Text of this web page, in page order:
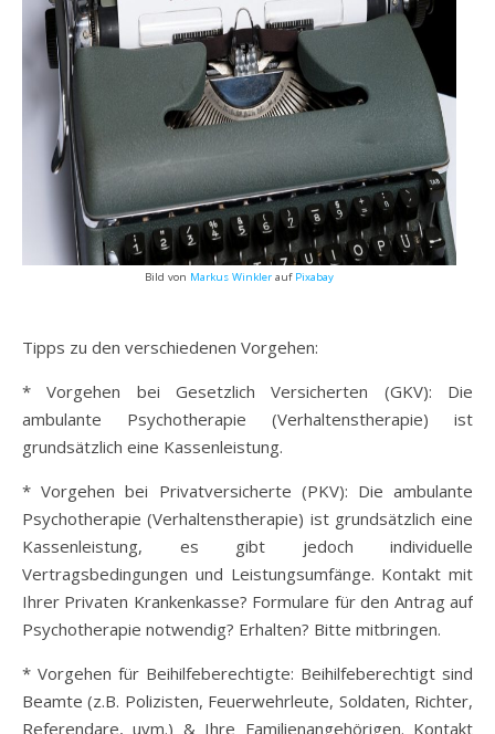
Bild von Markus Winkler auf Pixabay
Tipps zu den verschiedenen Vorgehen:
* Vorgehen bei Gesetzlich Versicherten (GKV): Die
ambulante Psychotherapie (Verhaltenstherapie) ist
grundsätzlich eine Kassenleistung.
* Vorgehen bei Privatversicherte (PKV): Die ambulante
Psychotherapie (Verhaltenstherapie) ist grundsätzlich eine
Kassenleistung, es gibt jedoch individuelle
Vertragsbedingungen und Leistungsumfänge. Kontakt mit
Ihrer Privaten Krankenkasse? Formulare für den Antrag auf
Psychotherapie notwendig? Erhalten? Bitte mitbringen.
* Vorgehen für Beihilfeberechtigte: Beihilfeberechtigt sind
Beamte (z.B. Polizisten, Feuerwehrleute, Soldaten, Richter,
Referendare, uvm.) & Ihre Familienangehörigen. Kontakt